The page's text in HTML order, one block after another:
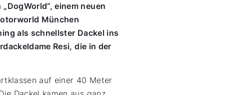
einem neuen
München
als schnellster Dackel ins
Resi, die in der
auf einer 40 Meter